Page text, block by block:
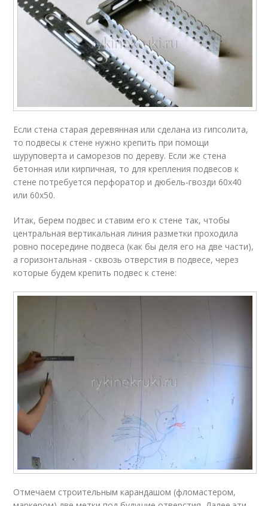
Если стена старая деревянная или сделана из гипсолита,
то подвесы к стене нужно крепить при помощи
шуруповерта и саморезов по дереву. Если же стена
бетонная или кирпичная, то для крепления подвесов к
стене потребуется перфоратор и дюбель-гвозди 60x40
или 60x50.
Итак, берем подвес и ставим его к стене так, чтобы
центральная вертикальная линия разметки проходила
ровно посередине подвеса (как бы деля его на две части),
а горизонтальная - сквозь отверстия в подвесе, через
которые будем крепить подвес к стене:
Отмечаем строительным карандашом (фломастером,